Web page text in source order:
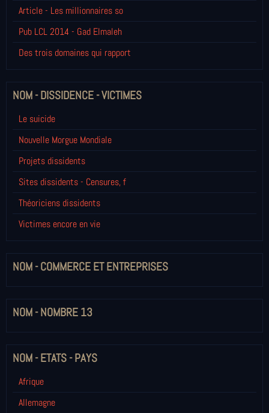
Article - Les millionnaires so
Pub LCL 2014 - Gad Elmaleh
Des trois domaines qui rapport
NOM - DISSIDENCE - VICTIMES
Le suicide
Nouvelle Morgue Mondiale
Projets dissidents
Sites dissidents - Censures, f
Théoriciens dissidents
Victimes encore en vie
NOM - COMMERCE ET ENTREPRISES
NOM - NOMBRE 13
NOM - ETATS - PAYS
Afrique
Allemagne